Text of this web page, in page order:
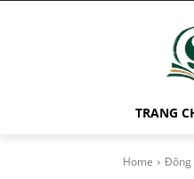
TRANG
Home Đông